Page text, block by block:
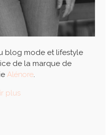
blog mode et lifestyle
de la marque de
Alénore.
plus